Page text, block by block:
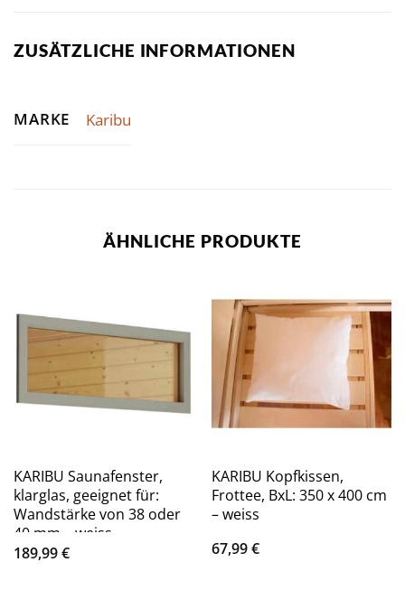
ZUSÄTZLICHE INFORMATIONEN
MARKE Karibu
ÄHNLICHE PRODUKTE
KARIBU Saunafenster,
klarglas, geeignet für:
Wandstärke von 38 oder
40 mm – weiss
189,99€
KARIBU Kopfkissen,
Frottee, BxL: 350 x 400 cm
– weiss
67,99€